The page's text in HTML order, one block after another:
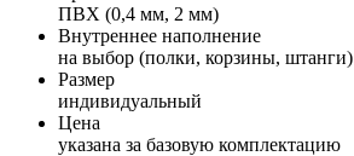
ПВХ (0,4 мм, 2 мм)
Внутреннее наполнение
на выбор (полки, корзины, штанги)
Размер
индивидуальный
Цена
указана за базовую комплектацию